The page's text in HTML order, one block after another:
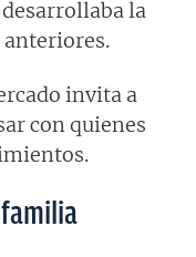
la
anteriores.
invita a
con quienes